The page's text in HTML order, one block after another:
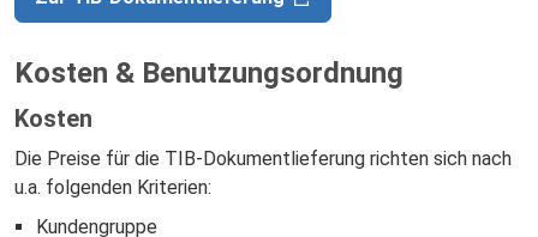
Kosten & Benutzungsordnung
Kosten
Die Preise für die TIB-Dokumentlieferung richten sich nach
u.a. folgenden Kriterien:
Kundengruppe